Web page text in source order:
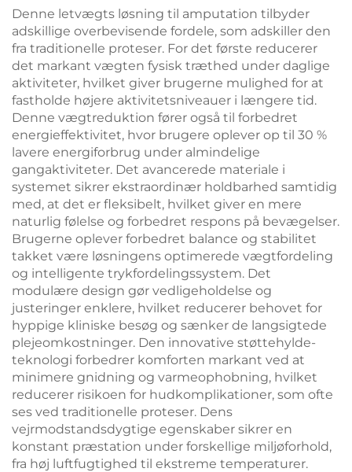
Denne letvægts løsning til amputation tilbyder
adskillige overbevisende fordele, som adskiller den
fra traditionelle proteser. For det første reducerer
det markant vægten fysisk træthed under daglige
aktiviteter, hvilket giver brugerne mulighed for at
fastholde højere aktivitetsniveauer i længere tid.
Denne vægtreduktion fører også til forbedret
energieffektivitet, hvor brugere oplever op til 30 %
lavere energiforbrug under almindelige
gangaktiviteter. Det avancerede materiale i
systemet sikrer ekstraordinær holdbarhed samtidig
med, at det er fleksibelt, hvilket giver en mere
naturlig følelse og forbedret respons på bevægelser.
Brugerne oplever forbedret balance og stabilitet
takket være løsningens optimerede vægtfordeling
og intelligente trykfordelingssystem. Det
modulære design gør vedligeholdelse og
justeringer enklere, hvilket reducerer behovet for
hyppige kliniske besøg og sænker de langsigtede
plejeomkostninger. Den innovative støttehylde-
teknologi forbedrer komforten markant ved at
minimere gnidning og varmeophobning, hvilket
reducerer risikoen for hudkomplikationer, som ofte
ses ved traditionelle proteser. Dens
vejrmodstandsdygtige egenskaber sikrer en
konstant præstation under forskellige miljøforhold,
fra høj luftfugtighed til ekstreme temperaturer.